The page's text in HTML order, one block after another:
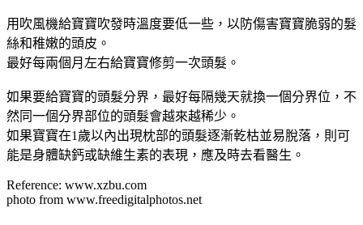
用吹風機給寶寶吹發時溫度要低一些，以防傷害寶寶脆弱的髮
絲和稚嫩的頭皮。
最好每兩個月左右給寶寶修剪一次頭髮。
如果要給寶寶的頭髮分界，最好每隔幾天就換一個分界位，不
然同一個分界部位的頭髮會越來越稀少。
如果寶寶在1歲以內出現枕部的頭髮逐漸乾枯並易脫落，則可
能是身體缺鈣或缺維生素的表現，應及時去看醫生。
Reference: www.xzbu.com
photo from www.freedigitalphotos.net